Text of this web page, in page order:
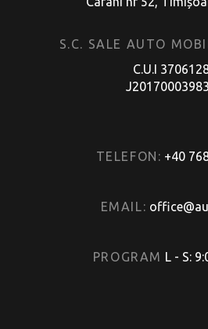
S.C. SALE AUTO
C.U.I
TELEFON: +40
EMAIL:
PROGRAM L - S: